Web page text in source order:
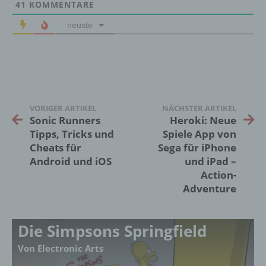
41 KOMMENTARE
neuste
VORIGER ARTIKEL
Sonic Runners
Tipps, Tricks und
Cheats für
Android und iOS
NÄCHSTER ARTIKEL
Heroki: Neue
Spiele App von
Sega für iPhone
und iPad –
Action-
Adventure
Die Simpsons Springfield
Von Electronic Arts
Grundverordnung, sonstiger in den Mitgliedstaaten
der Europäischen Union geltenden
Datenschutzgesetze und anderer Bestimmungen
18069 Lambrechtshagen
DE
genannte Cookies, LocalStorage und
SessionStorage. Dies dient dazu, unser Angebot
nutzerfreundlicher, effektiver und sicherer zu
machen. Local Storage und SessionStorage ist